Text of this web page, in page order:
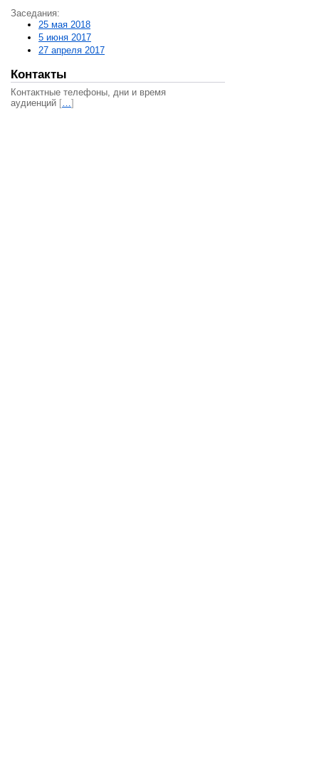
Заседания:
25 мая 2018
5 июня 2017
27 апреля 2017
Контакты
Контактные телефоны, дни и время
аудиенций […]